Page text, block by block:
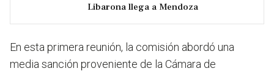
Libarona llega a Mendoza
En esta primera reunión, la comisión abordó una
media sanción proveniente de la Cámara de